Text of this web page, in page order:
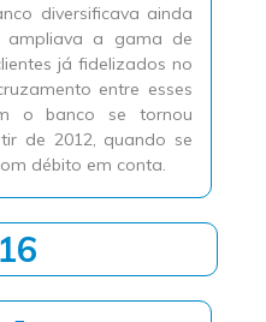
diversificava ainda
a gama de
já fidelizados no
entre esses
o banco se tornou
de 2012, quando se
débito em conta.